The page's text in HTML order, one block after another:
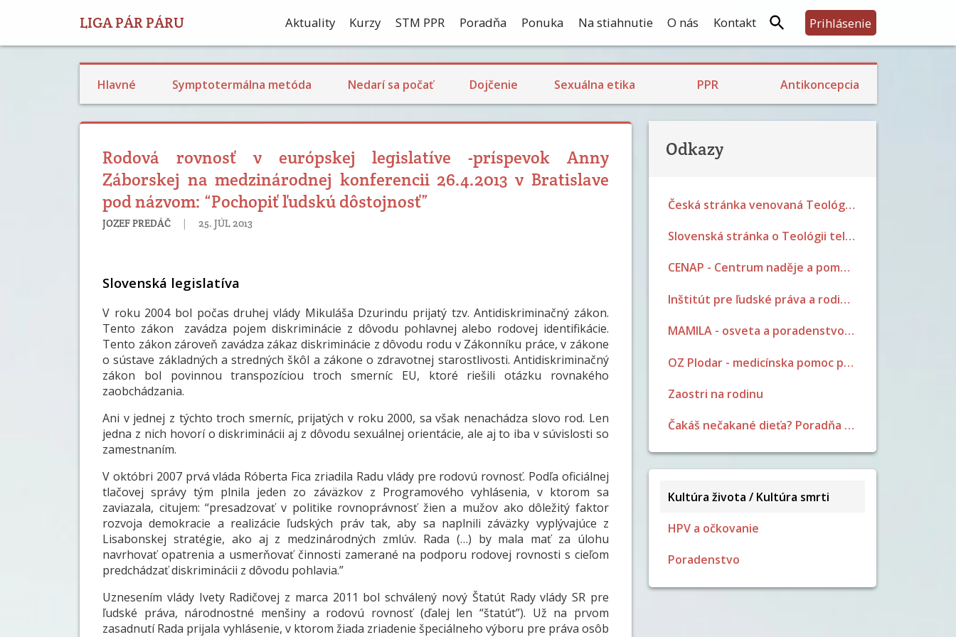
LIGA PÁR PÁRU Prihlásenie
Aktuality Kurzy STM PPR Poradňa Ponuka Na stiahnutie O nás Kontakt
Hlavné Symptotermálna metóda Nedarí sa počať Dojčenie Sexuálna etika PPR Antikoncepcia
Rodová rovnosť v európskej legislatíve -príspevok Anny
Záborskej na medzinárodnej konferencii 26.4.2013 v Bratislave
pod názvom: “Pochopiť ľudskú dôstojnosť”
JOZEF PREDÁČ |25. JÚL 2013
Slovenská legislatíva
V roku 2004 bol počas druhej vlády Mikuláša Dzurindu prijatý tzv. Antidiskriminačný zákon.
Tento zákon zavádza pojem diskriminácie z dôvodu pohlavnej alebo rodovej identifikácie.
Tento zákon zároveň zavádza zákaz diskriminácie z dôvodu rodu v Zákonníku práce, v zákone
o sústave základných a stredných škôl a zákone o zdravotnej starostlivosti. Antidiskriminačný
zákon bol povinnou transpozíciou troch smerníc EU, ktoré riešili otázku rovnakého
zaobchádzania.
Ani v jednej z týchto troch smerníc, prijatých v roku 2000, sa však nenachádza slovo rod. Len
jedna z nich hovorí o diskriminácii aj z dôvodu sexuálnej orientácie, ale aj to iba v súvislosti so
zamestnaním.
V októbri 2007 prvá vláda Róberta Fica zriadila Radu vlády pre rodovú rovnosť. Podľa oficiálnej
tlačovej správy tým plnila jeden zo záväzkov z Programového vyhlásenia, v ktorom sa
zaviazala, citujem: “presadzovať v politike rovnoprávnosť žien a mužov ako dôležitý faktor
rozvoja demokracie a realizácie ľudských práv tak, aby sa naplnili záväzky vyplývajúce z
Lisabonskej stratégie, ako aj z medzinárodných zmlúv. Rada (…) by mala mať za úlohu
navrhovať opatrenia a usmerňovať činnosti zamerané na podporu rodovej rovnosti s cieľom
predchádzať diskriminácii z dôvodu pohlavia.”
Uznesením vlády Ivety Radičovej z marca 2011 bol schválený nový Štatút Rady vlády SR pre
ľudské práva, národnostné menšiny a rodovú rovnosť (ďalej len “štatút”). Už na prvom
zasadnutí Rada prijala vyhlásenie, v ktorom žiada zriadenie špeciálneho výboru pre práva osôb
Odkazy
Česká stránka venovaná Teológii tela Jána Pavla II.
Slovenská stránka o Teológii tela Jána Pavla II.
CENAP - Centrum naděje a pomoci Brno
Inštitút pre ľudské práva a rodinnú politiku
MAMILA - osveta a poradenstvo pri dojčení
OZ Plodar - medicínska pomoc pri neplodnosti
Zaostri na rodinu
Čakáš nečakané dieťa? Poradňa pre ženy a dievčatá
Kultúra života / Kultúra smrti
HPV a očkovanie
Poradenstvo